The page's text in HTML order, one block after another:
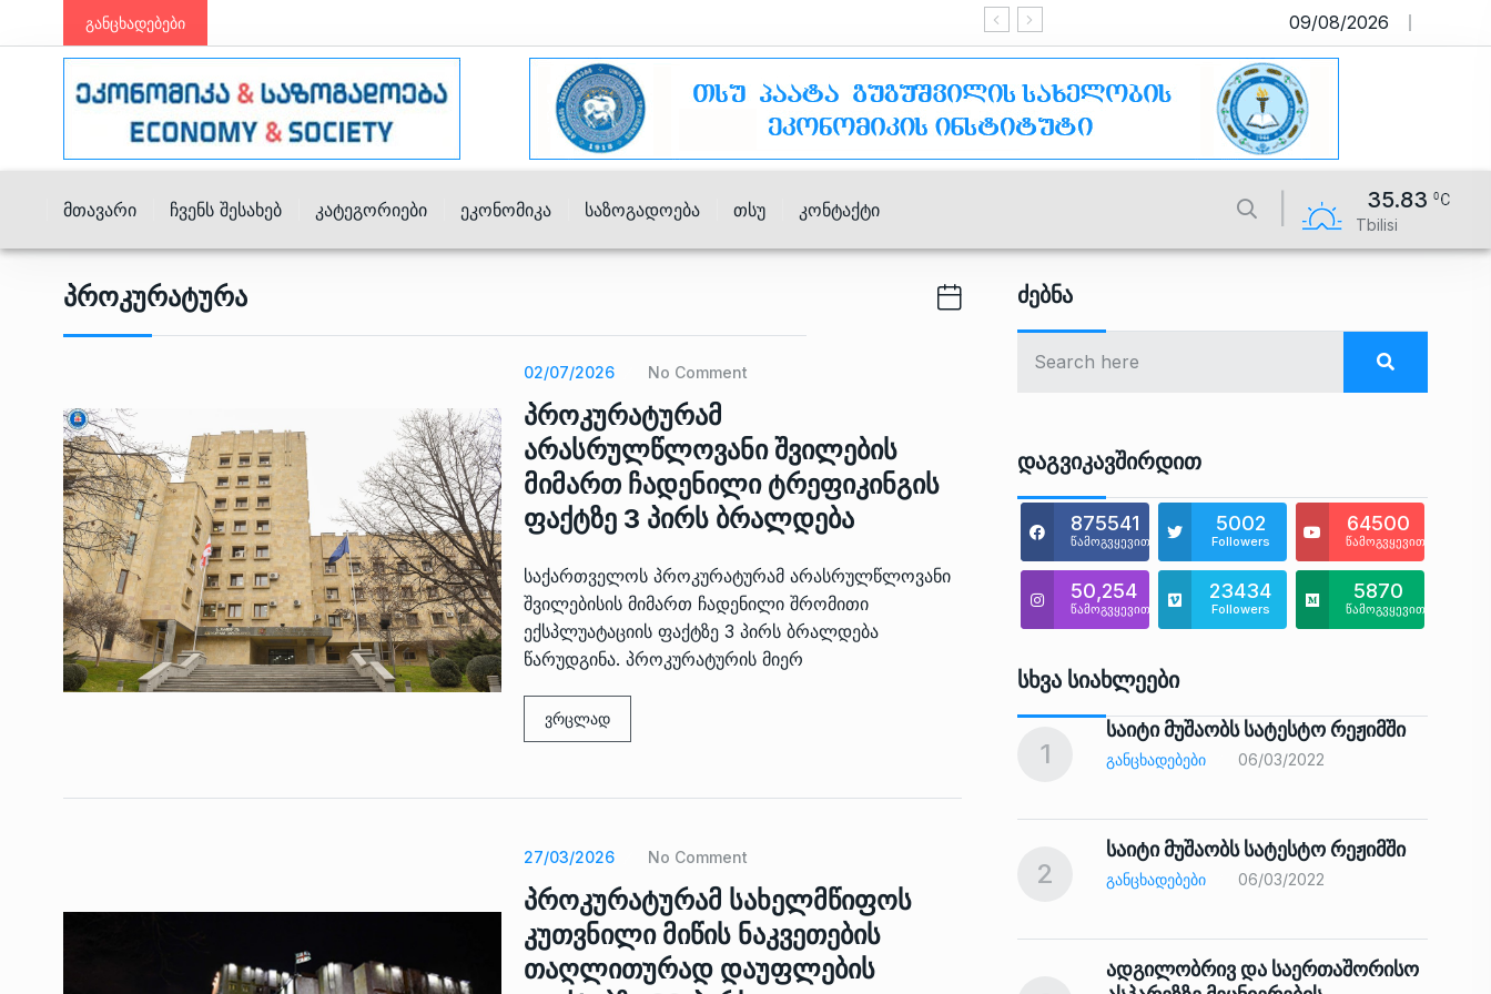
განცხადებები საიტი მუშაობს სატესტო
09/08/2026
Მთავარი Ჩვენს Შესახებ Კატეგორიები Ეკონომიკა Საზოგადოება Თსუ Კონტაქტი 35.83
Tbilisi
Პროკურატურა
02/07/2026 No Comment
პროკურატურამ
არასრულწლოვანი შვილების
მიმართ ჩადენილი ტრეფიკინგის
ფაქტზე 3 პირს ბრალდება
საქართველოს პროკურატურამ არასრულწლოვანი
შვილებისის მიმართ ჩადენილი შრომითი
ექსპლუატაციის ფაქტზე 3 პირს ბრალდება
წარუდგინა. პროკურატურის მიერ
ვრცლად
27/03/2026 No Comment
პროკურატურამ სახელმწიფოს
კუთვნილი მიწის ნაკვეთების
თაღლითურად დაუფლების
Ძებნა
Დაგვიკავშირდით
875541
წამოგვყევით
5002
Followers
64500
წამოგვყევით
50,254
წამოგვყევით
23434
Followers
5870
წამოგვყევით
Სხვა Სიახლეები
ოთარ შამუგია ბაქოში გამართულ
გოგიტა თოდრაძე საქართველოს
12 ᲠᲔᲒᲘᲝᲜᲔᲑᲘ 13/05/2022
1
საიტი მუშაობს სატესტო რეჟიმში
ᲒᲐᲜᲪᲮᲐᲓᲔᲑᲔᲑᲘ 06/03/2022
2
საიტი მუშაობს სატესტო რეჟიმში
ᲒᲐᲜᲪᲮᲐᲓᲔᲑᲔᲑᲘ 06/03/2022
ადგილობრივ და საერთაშორისო